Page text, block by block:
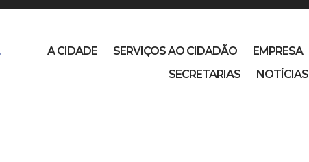
A CIDADE SERVIÇOS AO CIDADÃO EMPRESA
SECRETARIAS
NOTÍCIAS